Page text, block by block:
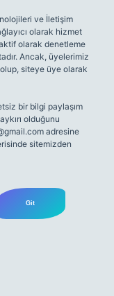
ve İletişim
olarak hizmet
olarak denetleme
Ancak, üyelerimiz
siteye üye olarak
bir bilgi paylaşım
olduğunu
adresine
sitemizden